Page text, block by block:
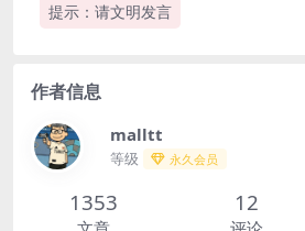
提示：请文明发言
作者信息
malltt
等级 永久会员
1353 12